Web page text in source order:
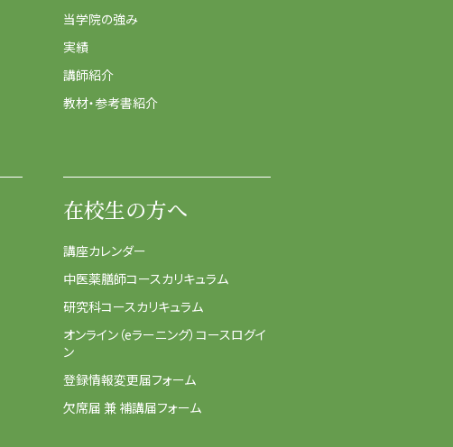
当学院の強み
実績
講師紹介
教材・参考書紹介
在校生の方へ
講座カレンダー
中医薬膳師コースカリキュラム
研究科コースカリキュラム
オンライン（eラーニング）コースログイ
ン
登録情報変更届フォーム
欠席届 兼 補講届フォーム